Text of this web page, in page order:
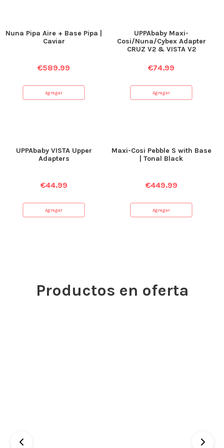
Nuna Pipa Aire + Base Pipa |
Caviar
€589.99
Agregar
UPPAbaby Maxi-
Cosi/Nuna/Cybex Adapter
CRUZ V2 & VISTA V2
€74.99
Agregar
UPPAbaby VISTA Upper
Adapters
€44.99
Agregar
Maxi-Cosi Pebble S with Base
| Tonal Black
€449.99
Agregar
Productos en oferta